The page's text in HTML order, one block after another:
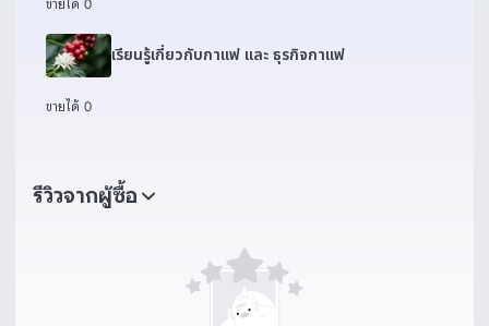
ขายได้ 0
เรียนรู้เกี่ยวกับกาแฟ และ ธุรกิจกาแฟ
ขายได้ 0
รีวิวจากผู้ซื้อ